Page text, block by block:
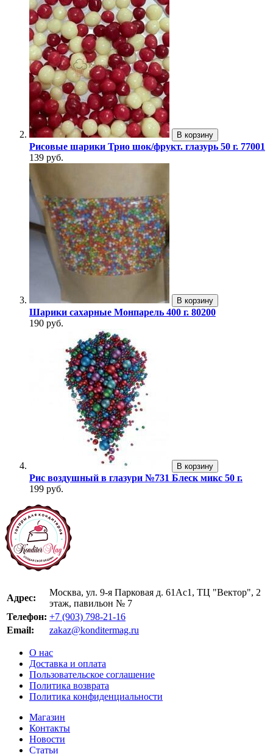
В корзину
Рисовые шарики Трио шок/фрукт. глазурь 50 г. 77001
139 руб.
В корзину
Шарики сахарные Монпарель 400 г. 80200
190 руб.
В корзину
Рис воздушный в глазури №731 Блеск микс 50 г.
199 руб.
Адрес:
Москва, ул. 9-я Парковая д. 61Ас1, ТЦ "Вектор", 2
этаж, павильон № 7
Телефон: +7 (903) 798-21-16
Email:
zakaz@konditermag.ru
О нас
Доставка и оплата
Пользовательское соглашение
Политика возврата
Политика конфиденциальности
Магазин
Контакты
Новости
Статьи